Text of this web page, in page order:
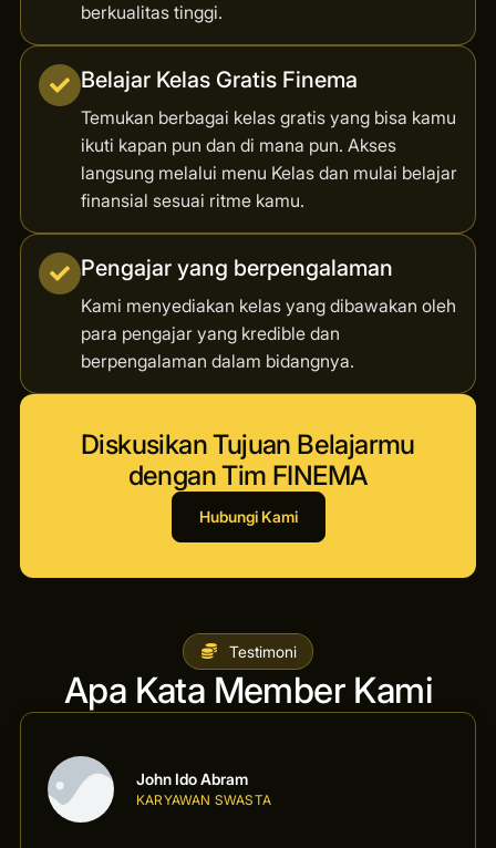
Diskusikan Tujuan Belajarmu
dengan Tim FINEMA
Hubungi Kami
berkualitas tinggi.
Belajar Kelas Gratis Finema
Temukan berbagai kelas gratis yang bisa kamu
ikuti kapan pun dan di mana pun. Akses
langsung melalui menu Kelas dan mulai belajar
finansial sesuai ritme kamu.
Pengajar yang berpengalaman
Kami menyediakan kelas yang dibawakan oleh
para pengajar yang kredible dan
berpengalaman dalam bidangnya.
Testimoni
Apa Kata Member Kami
John Ido Abram
KARYAWAN SWASTA